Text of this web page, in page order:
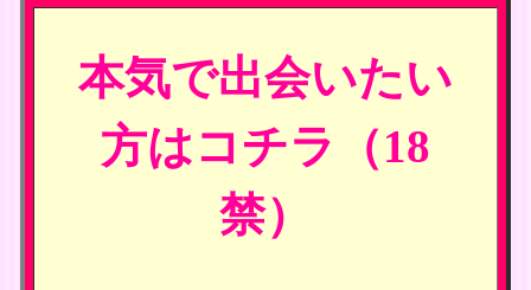
本気で出会いたい
方はコチラ（18
禁）